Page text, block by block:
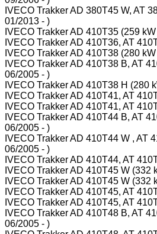
IVECO Trakker AD 380T45 W, AT
01/2013 - )
IVECO Trakker AD 410T35 (259
IVECO Trakker AD 410T36, AT
IVECO Trakker AD 410T38 (280
IVECO Trakker AD 410T38 B, AT
06/2005 - )
IVECO Trakker AD 410T38 H (280
IVECO Trakker AD 410T41, AT
IVECO Trakker AD 410T41, AT
IVECO Trakker AD 410T44 B, AT
06/2005 - )
IVECO Trakker AD 410T44 W , AT
06/2005 - )
IVECO Trakker AD 410T44, AT
IVECO Trakker AD 410T45 W (332
IVECO Trakker AD 410T45 W (332
IVECO Trakker AD 410T45, AT
IVECO Trakker AD 410T45, AT
IVECO Trakker AD 410T48 B, AT
06/2005 - )